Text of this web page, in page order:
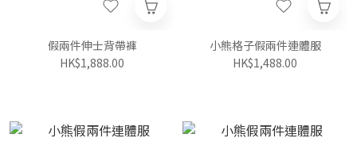
假兩件伸士背帶褲
HK$1,888.00
小熊格子假兩件連體服
HK$1,488.00